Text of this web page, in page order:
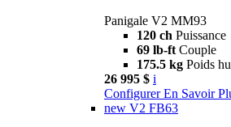
Panigale V2 MM93
120 ch Puissance
69 lb-ft Couple
175.5 kg Poids
26 995 $ i
Configurer En Savoir
new V2 FB63